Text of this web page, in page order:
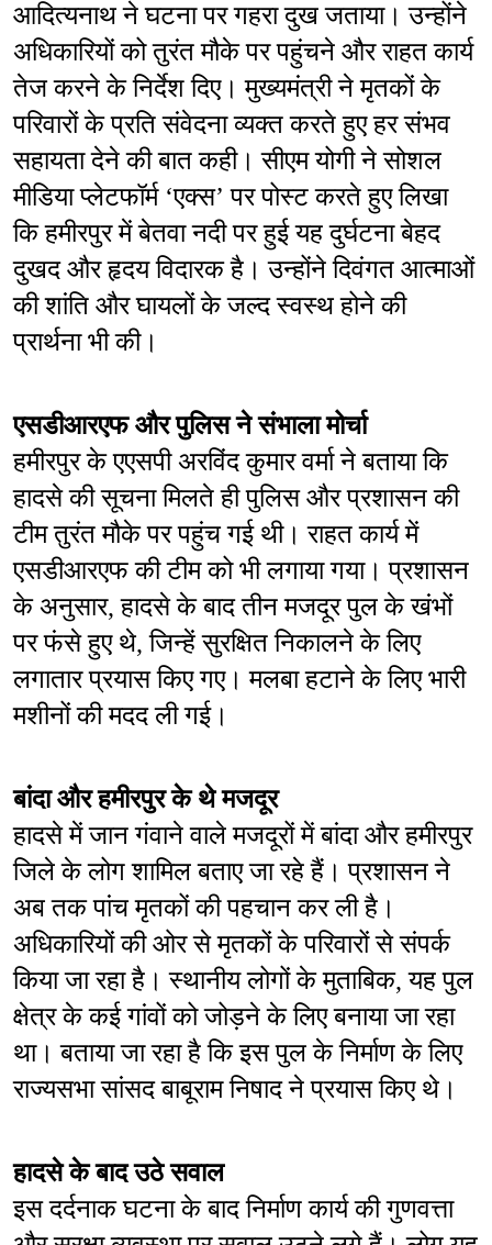
आदित्यनाथ ने घटना पर गहरा दुख जताया। उन्होंने
अधिकारियों को तुरंत मौके पर पहुंचने और राहत कार्य
तेज करने के निर्देश दिए। मुख्यमंत्री ने मृतकों के
परिवारों के प्रति संवेदना व्यक्त करते हुए हर संभव
सहायता देने की बात कही। सीएम योगी ने सोशल
मीडिया प्लेटफॉर्म ‘एक्स’ पर पोस्ट करते हुए लिखा
कि हमीरपुर में बेतवा नदी पर हुई यह दुर्घटना बेहद
दुखद और हृदय विदारक है। उन्होंने दिवंगत आत्माओं
की शांति और घायलों के जल्द स्वस्थ होने की
प्रार्थना भी की।
एसडीआरएफ और पुलिस ने संभाला मोर्चा
हमीरपुर के एएसपी अरविंद कुमार वर्मा ने बताया कि
हादसे की सूचना मिलते ही पुलिस और प्रशासन की
टीम तुरंत मौके पर पहुंच गई थी। राहत कार्य में
एसडीआरएफ की टीम को भी लगाया गया। प्रशासन
के अनुसार, हादसे के बाद तीन मजदूर पुल के खंभों
पर फंसे हुए थे, जिन्हें सुरक्षित निकालने के लिए
लगातार प्रयास किए गए। मलबा हटाने के लिए भारी
मशीनों की मदद ली गई।
बांदा और हमीरपुर के थे मजदूर
हादसे में जान गंवाने वाले मजदूरों में बांदा और हमीरपुर
जिले के लोग शामिल बताए जा रहे हैं। प्रशासन ने
अब तक पांच मृतकों की पहचान कर ली है।
अधिकारियों की ओर से मृतकों के परिवारों से संपर्क
किया जा रहा है। स्थानीय लोगों के मुताबिक, यह पुल
क्षेत्र के कई गांवों को जोड़ने के लिए बनाया जा रहा
था। बताया जा रहा है कि इस पुल के निर्माण के लिए
राज्यसभा सांसद बाबूराम निषाद ने प्रयास किए थे।
हादसे के बाद उठे सवाल
इस दर्दनाक घटना के बाद निर्माण कार्य की गुणवत्ता